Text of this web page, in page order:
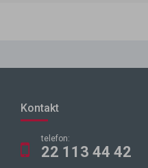
Kontakt
telefon:
22 113 44 42